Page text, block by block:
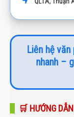
Liên hệ
nhanh –
🛒 HƯỚNG